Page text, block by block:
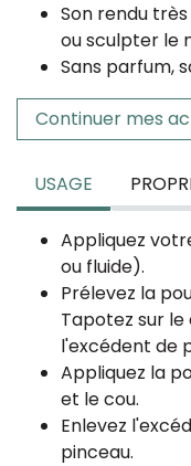
Son rendu
ou sculpter le
Sans parfum,
Continuer mes
USAGE
Appliquez
ou fluide).
Prélevez la
Tapotez sur
l'excédent de
Appliquez la
et le cou.
Enlevez
pinceau.